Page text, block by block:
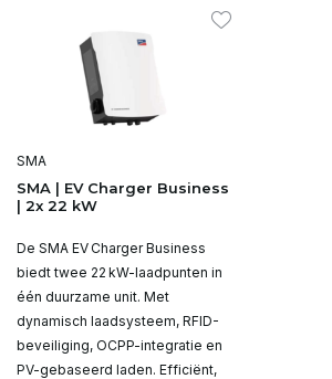
SMA
SMA | EV Charger Business
| 2x 22 kW
De SMA EV Charger Business
biedt twee 22 kW-laadpunten in
één duurzame unit. Met
dynamisch laadsysteem, RFID-
beveiliging, OCPP-integratie en
PV-gebaseerd laden. Efficiënt,